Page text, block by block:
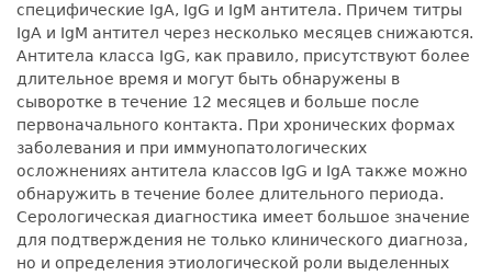
специфические IgA, IgG и IgM антитела. Причем титры
IgA и IgM антител через несколько месяцев снижаются.
Антитела класса IgG, как правило, присутствуют более
длительное время и могут быть обнаружены в
сыворотке в течение 12 месяцев и больше после
первоначального контакта. При хронических формах
заболевания и при иммунопатологических
осложнениях антитела классов IgG и IgA также можно
обнаружить в течение более длительного периода.
Серологическая диагностика имеет большое значение
для подтверждения не только клинического диагноза,
но и определения этиологической роли выделенных